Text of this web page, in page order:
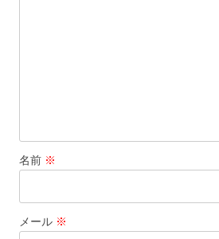
名前 ※
メール ※